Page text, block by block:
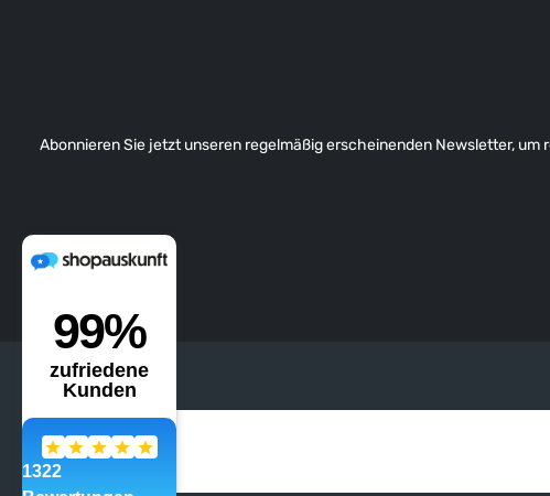
Abonnieren Sie jetzt unseren regelmäßig erscheinenden Newsletter,